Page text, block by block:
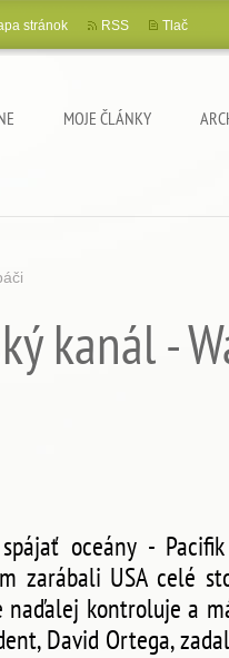
MOJE ČLÁNKY
stránok RSS Tlač
kanál -
oceány -
zarábali USA celé
kontroluje a
David Ortega,